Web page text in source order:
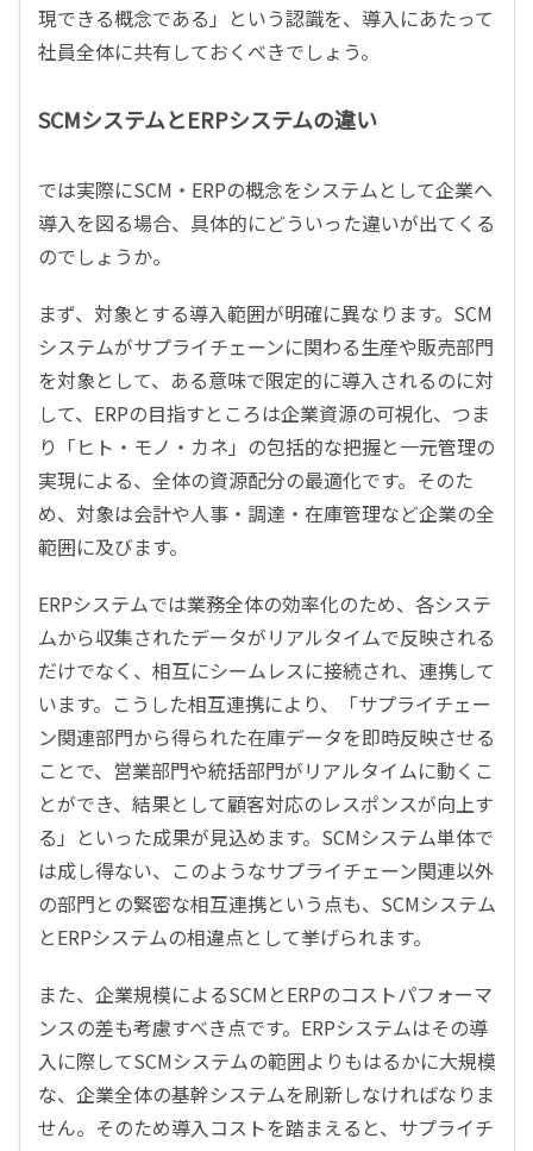
現できる概念である」という認識を、導入にあたって
社員全体に共有しておくべきでしょう。
SCMシステムとERPシステムの違い
では実際にSCM・ERPの概念をシステムとして企業へ
導入を図る場合、具体的にどういった違いが出てくる
のでしょうか。
まず、対象とする導入範囲が明確に異なります。SCM
システムがサプライチェーンに関わる生産や販売部門
を対象として、ある意味で限定的に導入されるのに対
して、ERPの目指すところは企業資源の可視化、つま
り「ヒト・モノ・カネ」の包括的な把握と一元管理の
実現による、全体の資源配分の最適化です。そのた
め、対象は会計や人事・調達・在庫管理など企業の全
範囲に及びます。
ERPシステムでは業務全体の効率化のため、各システ
ムから収集されたデータがリアルタイムで反映される
だけでなく、相互にシームレスに接続され、連携して
います。こうした相互連携により、「サプライチェー
ン関連部門から得られた在庫データを即時反映させる
ことで、営業部門や統括部門がリアルタイムに動くこ
とができ、結果として顧客対応のレスポンスが向上す
る」といった成果が見込めます。SCMシステム単体で
は成し得ない、このようなサプライチェーン関連以外
の部門との緊密な相互連携という点も、SCMシステム
とERPシステムの相違点として挙げられます。
また、企業規模によるSCMとERPのコストパフォーマ
ンスの差も考慮すべき点です。ERPシステムはその導
入に際してSCMシステムの範囲よりもはるかに大規模
な、企業全体の基幹システムを刷新しなければなりま
せん。そのため導入コストを踏まえると、サプライチ